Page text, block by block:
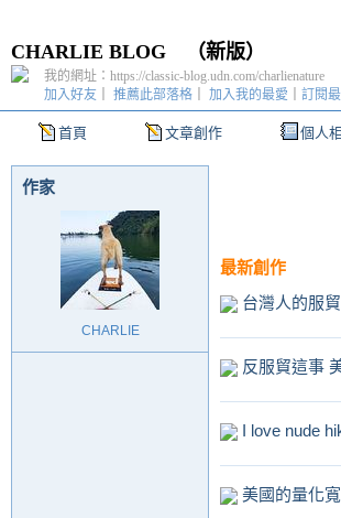
CHARLIE BLOG （新版）
首頁 文章創作 個人
加入好友 推薦此部落格 加入我的最愛 訂閱
我的網址：https://classic-blog.udn.com/charlienature
作家
CHARLIE
最新創作
台灣人的服
反服貿這事
I love nude
美國的量化